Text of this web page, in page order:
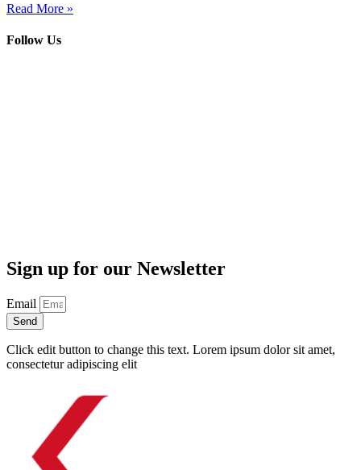
Read More »
Follow Us
Sign up for our Newsletter
Email
Send
Click edit button to change this text. Lorem ipsum dolor sit amet,
consectetur adipiscing elit